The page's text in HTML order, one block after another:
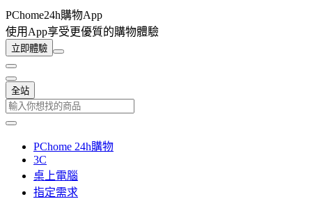
PChome24h購物App
使用App享受更優質的購物體驗
立即體驗
全站
PChome 24h購物
3C
桌上電腦
指定需求